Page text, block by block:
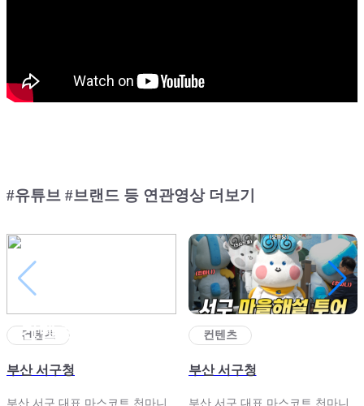
컨텐츠
#유튜브 #브랜드 등 연관영상 더보기
컨텐츠
부산 서구청
부산 서구 대표 마스코트 천마니
컨텐츠
부산 서구청
부산 서구 대표 마스코트 천마니